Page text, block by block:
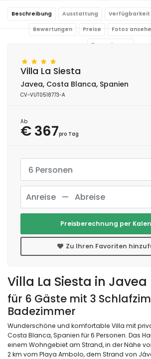
Beschreibung Ausstattung Verfügbarkeit
Bewertungen Preise Fotos
Reservierung
Villa La Siesta in Javea
für 6 Gäste mit 3
Badezimmer
Wunderschöne und komfortable Villa mit
Costa Blanca, Spanien für 6 Personen. Das
einem Wohngebiet am Strand, in der Nähe
2 km vom Playa Ambolo, dem Strand von
Villa La Siesta
Javea, Costa Blanca, Spanien
CV-VUT0518773-A
Ab
€ 367pro Tag
6 Personen
Preisberechnung per
Zu Ihren Favoriten